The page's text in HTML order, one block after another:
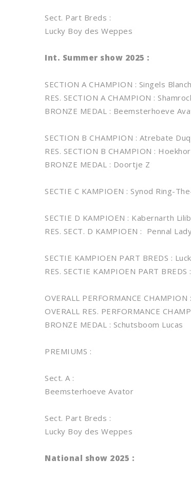
Sect. Part Breds :
Lucky Boy des Weppes
Int. Summer show 2025 :
SECTION A CHAMPION : Singels
RES. SECTION A CHAMPION :
BRONZE MEDAL : Beemsterhoeve
SECTION B CHAMPION : Atrebate
RES. SECTION B CHAMPION :
BRONZE MEDAL : Doortje Z
SECTIE C KAMPIOEN : Synod Ring-
SECTIE D KAMPIOEN : Kabernarth
RES. SECT. D KAMPIOEN : Pennal
SECTIE KAMPIOEN PART BREDS :
RES. SECTIE KAMPIOEN PART
OVERALL PERFORMANCE
OVERALL RES. PERFORMANCE
BRONZE MEDAL : Schutsboom Lucas
PREMIUMS :
Sect. A :
Beemsterhoeve Avator
Sect. Part Breds :
Lucky Boy des Weppes
National show 2025 :